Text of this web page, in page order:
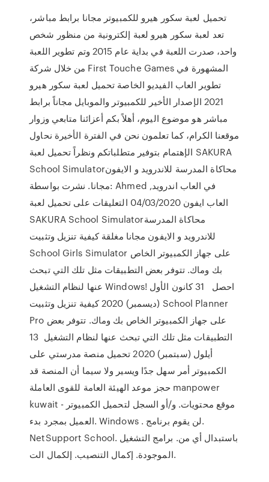
تحميل لعبة سكور هيرو للكمبيوتر مجانا برابط مباشر،
تعد لعبة سكور هيرو لعبة إلكترونية من منظور شخص
واحد، صدرت اللعبة في بداية عام 2015 وتم تطوير اللعبة
من خلال شركة First Touche Games المشهورة في
تطوير العاب الفيديو الخاصة تحميل لعبة سكور هيرو
2021 الإصدار الأخير للكمبيوتر والموبايل مجاناً برابط
مباشر هو موضوع اليوم، أهلاً بكم أعزائنا متابعي وزوار
موقعنا الكرام، كما تعلمون نحن في الفترة الأخيرة نحاول
الإهتمام بتوفير متطلباتكم ونظراً تحميل لعبة SAKURA
School Simulator‏ محاكاة المدرسة للاندرويد و الايفون
مجانا. نشرت بواسطة: Ahmed في العاب اندرويد,
العاب ايفون 04/03/2020 التعليقات على تحميل لعبة
SAKURA School Simulator‏ محاكاة المدرسة
للاندرويد و الايفون مجانا مغلقة كيفية تنزيل وتثبيت
School Girls Simulator على جهاز الكمبيوتر الخاص
بك وماك. تتوفر بعض التطبيقات مثل تلك التي تبحث
عنها لنظام التشغيل Windows! احصل 31 كانون الأول
(ديسمبر) 2020 كيفية تنزيل وتثبيت School Planner
Pro على جهاز الكمبيوتر الخاص بك وماك. تتوفر بعض
التطبيقات مثل تلك التي تبحث عنها لنظام التشغيل 13
أيلول (سبتمبر) 2020 تحميل منصة مدرستي على
الكمبيوتر أمر سهل جدًا ويسير ولا سيما أن المنصة قد
حجز موعد الهيئة العامة للقوى العاملة manpower
kuwait - موقع محتويات. و/أو السجل لتحميل الكمبيوتر
العميل بمجرد بدء. Windows . لن يقوم برنامج.
NetSupport School. باستبدال أي من. برامج التشغيل
الموجودة. إكمال التنصيب. إلكمال الت.